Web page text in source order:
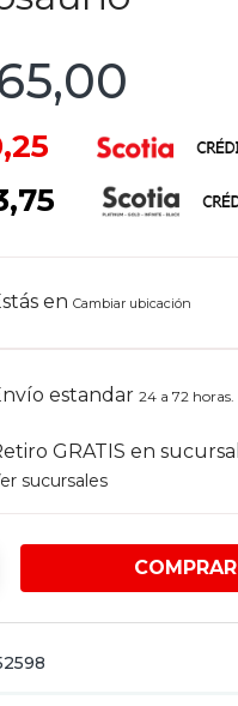
COMPRAR
enCambiar ubicación
estandar 24 a 72 horas.
GRATIS en sucursal
sucursales